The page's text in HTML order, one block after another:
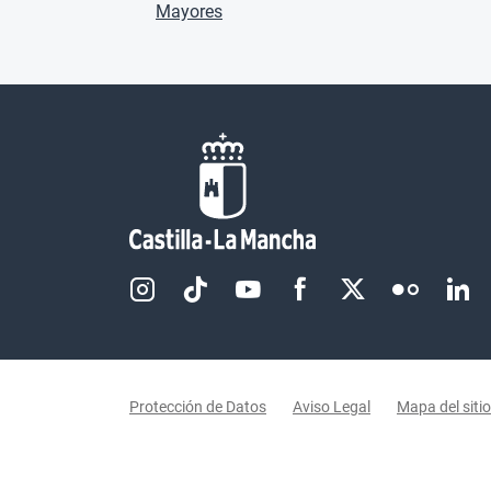
Mayores
Redes sociales JCCM
Protección de Datos Aviso Legal Mapa del sitio